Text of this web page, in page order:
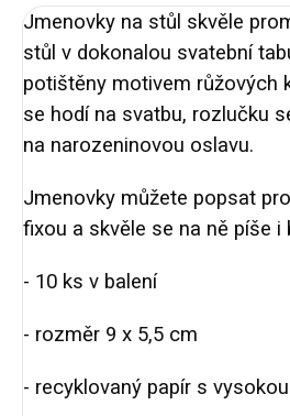
Jmenovky na stůl skvěle
stůl v dokonalou svatební
potištěny motivem růžových
se hodí na svatbu, rozlučku
na narozeninovou oslavu.
Jmenovky můžete popsat
fixou a skvěle se na ně píše i
- 10 ks v balení
- rozměr 9 x 5,5 cm
- recyklovaný papír s